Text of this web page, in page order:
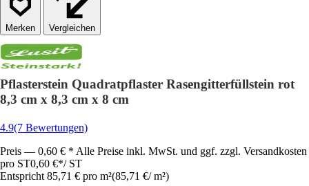
Vergleichen
Pflasterstein Quadratpflaster Rasengitterfüllstein rot
8,3 cm x 8,3 cm x 8 cm
4.9(7 Bewertungen)
Preis — 0,60 € * Alle Preise inkl. MwSt. und ggf. zzgl. Versandkosten
pro ST0,60 €*/ ST
Entspricht 85,71 € pro m²(85,71 €/ m²)